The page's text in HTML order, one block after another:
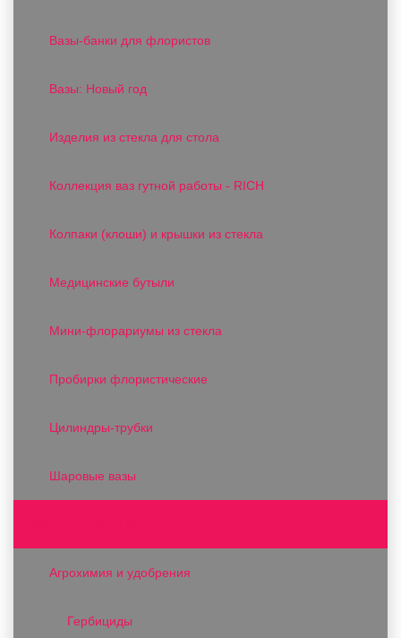
Вазы-банки для флористов
Вазы: Новый год
Изделия из стекла для стола
Коллекция ваз гутной работы - RICH
Колпаки (клоши) и крышки из стекла
Медицинские бутыли
Мини-флорариумы из стекла
Пробирки флористические
Цилиндры-трубки
Шаровые вазы
Агрохимия и удобрения
Гербициды